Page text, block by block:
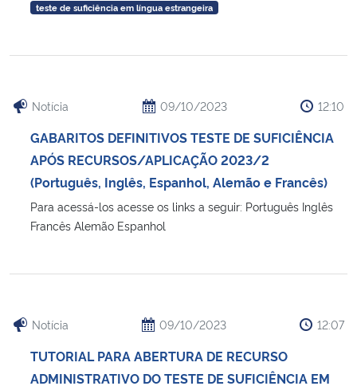
teste de suficiência em língua estrangeira
Notícia 09/10/2023 12:10
GABARITOS DEFINITIVOS TESTE DE SUFICIÊNCIA
APÓS RECURSOS/APLICAÇÃO 2023/2
(Português, Inglês, Espanhol, Alemão e Francês)
Para acessá-los acesse os links a seguir: Português Inglês
Francês Alemão Espanhol
Notícia 09/10/2023 12:07
TUTORIAL PARA ABERTURA DE RECURSO
ADMINISTRATIVO DO TESTE DE SUFICIÊNCIA EM